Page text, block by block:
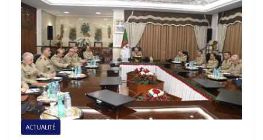
ACTUALITÉ